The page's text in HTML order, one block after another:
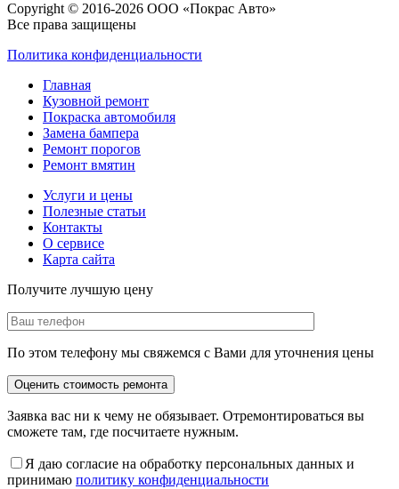
Copyright © 2016-2026 ООО «Покрас Авто»
Все права защищены
Политика конфиденциальности
Главная
Кузовной ремонт
Покраска автомобиля
Замена бампера
Ремонт порогов
Ремонт вмятин
Услуги и цены
Полезные статьи
Контакты
О сервисе
Карта сайта
Получите лучшую цену
По этом телефону мы свяжемся с Вами для уточнения цены
Заявка вас ни к чему не обязывает. Отремонтироваться вы
сможете там, где посчитаете нужным.
Я даю согласие на обработку персональных данных и
принимаю политику конфиденциальности